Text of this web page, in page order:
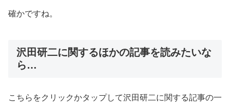
確かですね。
沢田研二に関するほかの記事を読みたいな
ら…
こちらをクリックかタップして沢田研二に関する記事の一